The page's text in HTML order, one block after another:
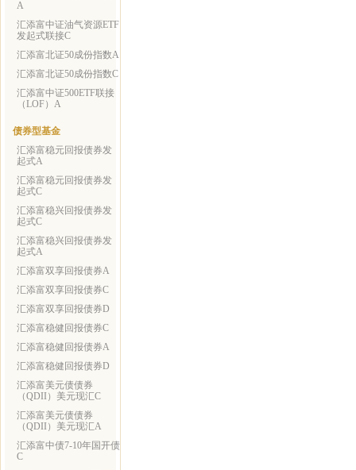
A
汇添富中证油气资源ETF
发起式联接C
汇添富北证50成份指数A
汇添富北证50成份指数C
汇添富中证500ETF联接
（LOF）A
债券型基金
汇添富稳元回报债券发
起式A
汇添富稳元回报债券发
起式C
汇添富稳兴回报债券发
起式C
汇添富稳兴回报债券发
起式A
汇添富双享回报债券A
汇添富双享回报债券C
汇添富双享回报债券D
汇添富稳健回报债券C
汇添富稳健回报债券A
汇添富稳健回报债券D
汇添富美元债债券
（QDII）美元现汇C
汇添富美元债债券
（QDII）美元现汇A
汇添富中债7-10年国开债
C